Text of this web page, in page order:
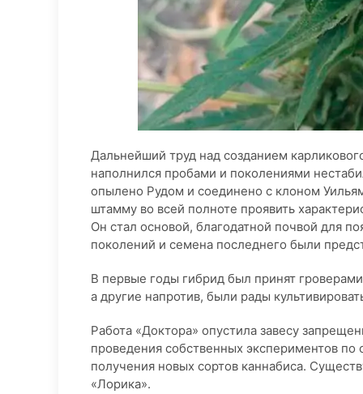
Дальнейший труд над созданием
наполнился пробами и поколениями
опылено Рудом и соединено с клоном
штамму во всей полноте проявить
Он стал основой, благодатной почвой для
поколений и семена последнего были
В первые годы гибрид был принят
а другие напротив, были рады
Работа «Доктора» опустила завесу
проведения собственных экспериментов
получения новых сортов каннабиса.
«Лорика».